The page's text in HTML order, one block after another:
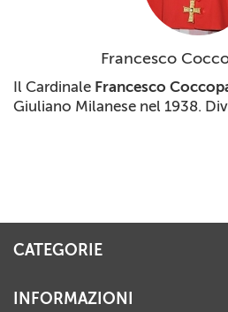
Francesco
Il Cardinale Francesco
Giuliano Milanese nel 1938.
CATEGORIE
INFORMAZIONI